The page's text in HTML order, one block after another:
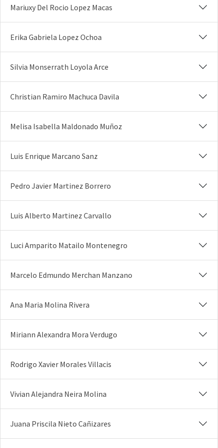
Mariuxy Del Rocio Lopez Macas
Erika Gabriela Lopez Ochoa
Silvia Monserrath Loyola Arce
Christian Ramiro Machuca Davila
Melisa Isabella Maldonado Muñoz
Luis Enrique Marcano Sanz
Pedro Javier Martinez Borrero
Luis Alberto Martinez Carvallo
Luci Amparito Matailo Montenegro
Marcelo Edmundo Merchan Manzano
Ana Maria Molina Rivera
Miriann Alexandra Mora Verdugo
Rodrigo Xavier Morales Villacis
Vivian Alejandra Neira Molina
Juana Priscila Nieto Cañizares